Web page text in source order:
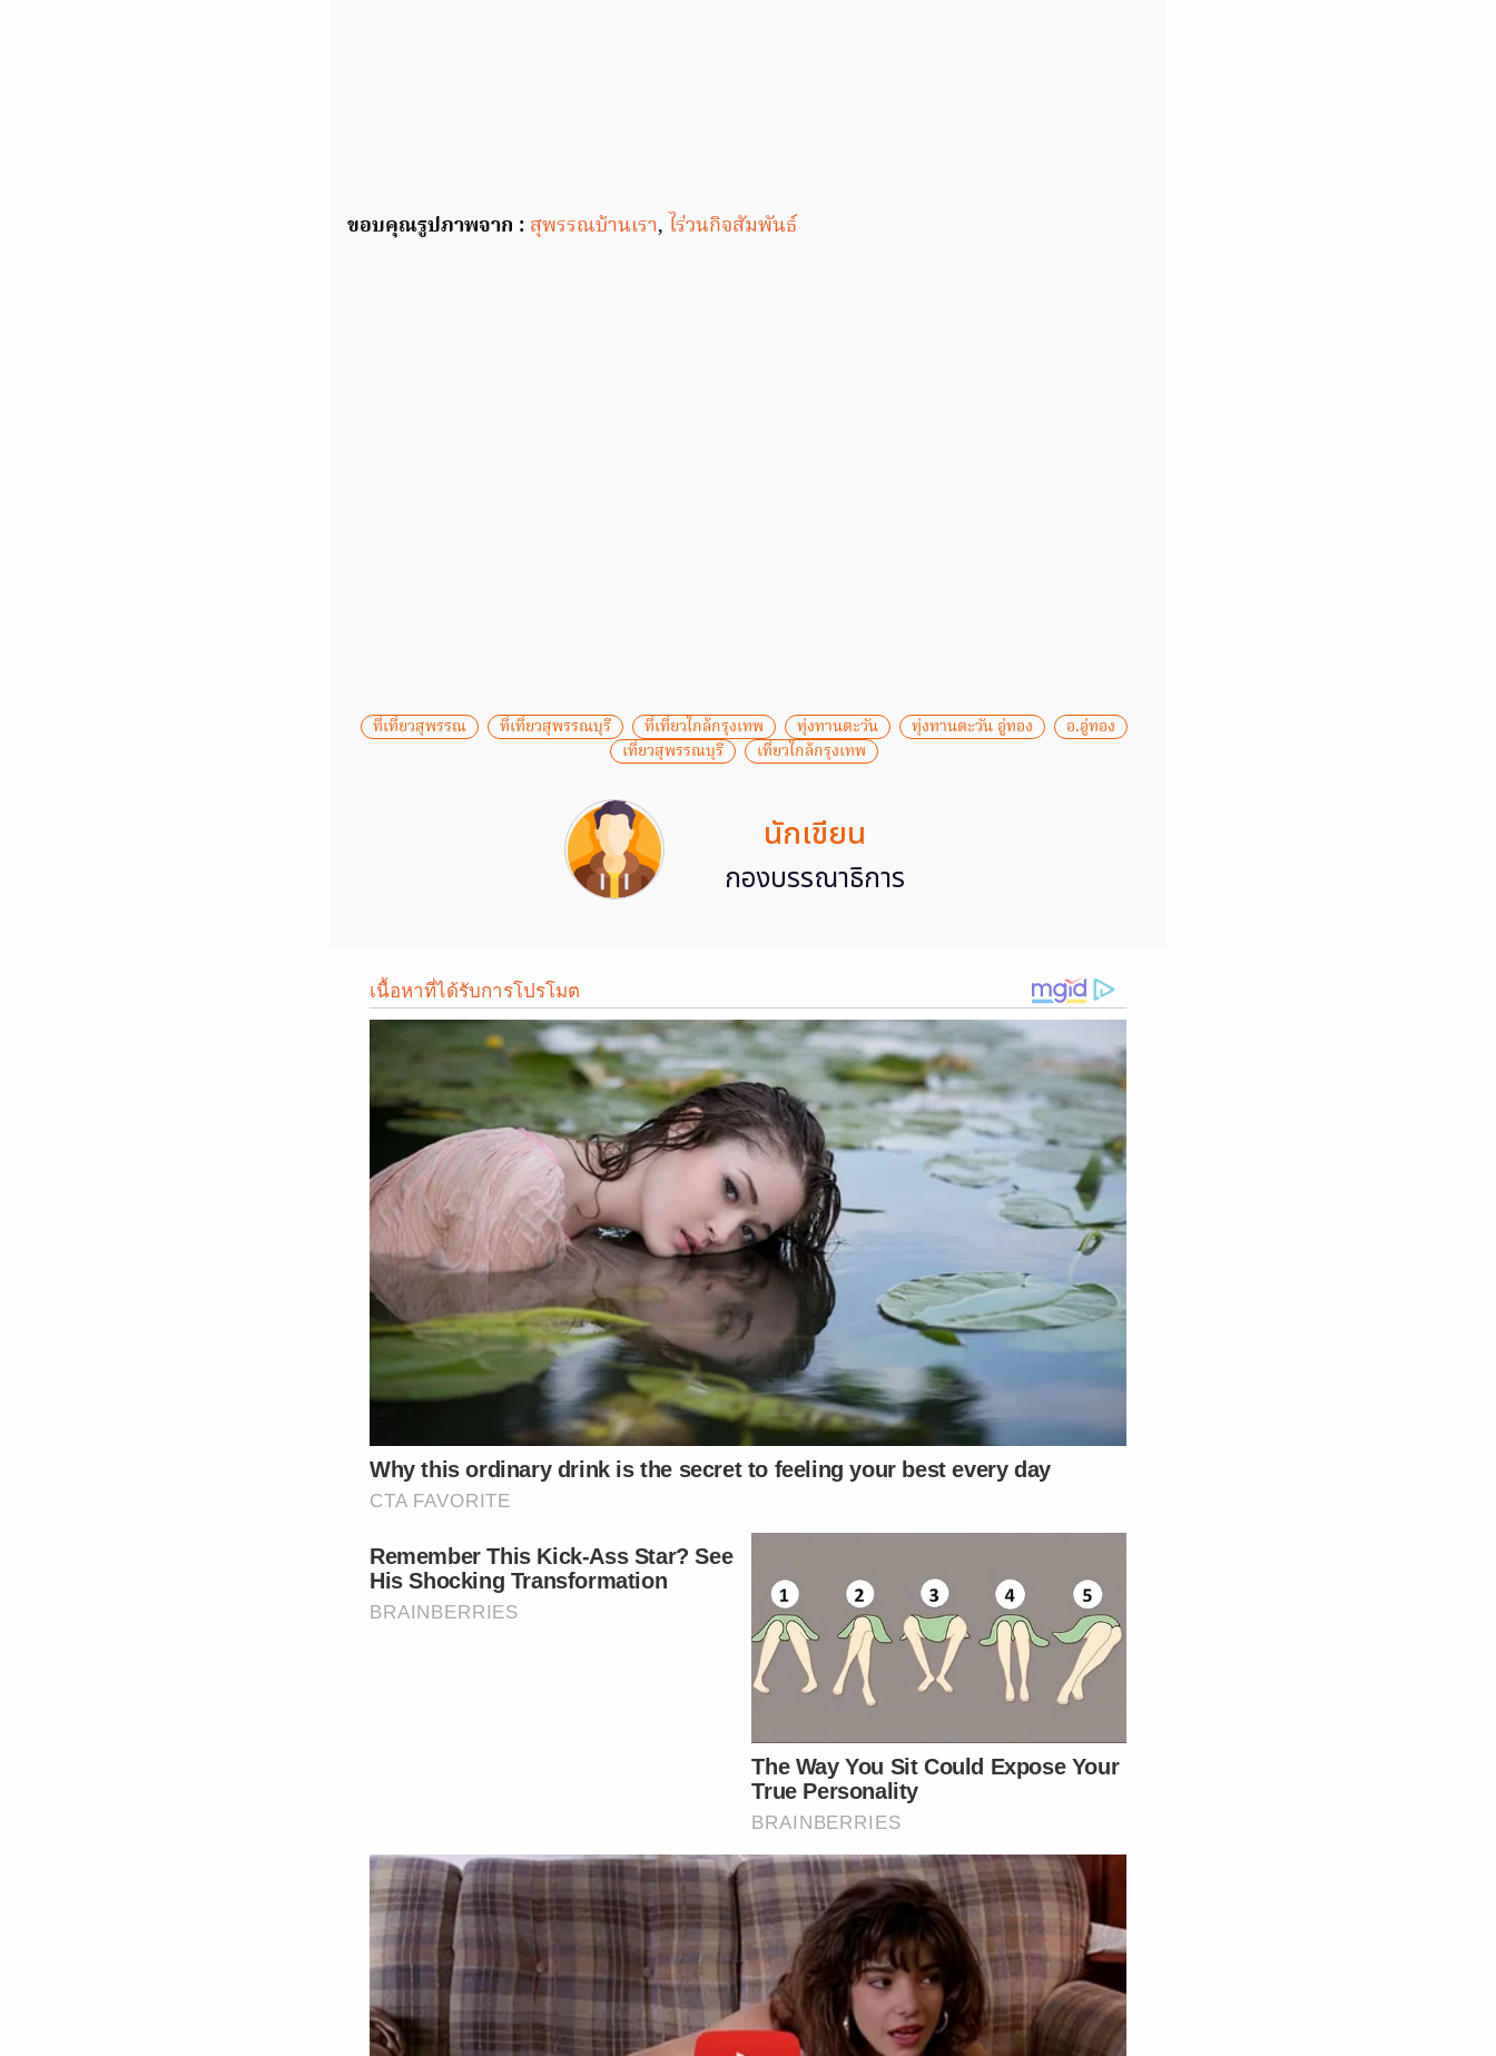
ขอบคุณรูปภาพจาก : สุพรรณบ้านเรา, ไร่วนกิจสัมพันธ์
ที่เที่ยวสุพรรณ ที่เที่ยวสุพรรณบุรี ที่เที่ยวใกล้กรุงเทพ ทุ่งทานตะวัน ทุ่งทานตะวัน อู่ทอง
อ.อู่ทอง
เที่ยวสุพรรณบุรี
เที่ยวใกล้กรุงเทพ
นักเขียน
กองบรรณาธิการ